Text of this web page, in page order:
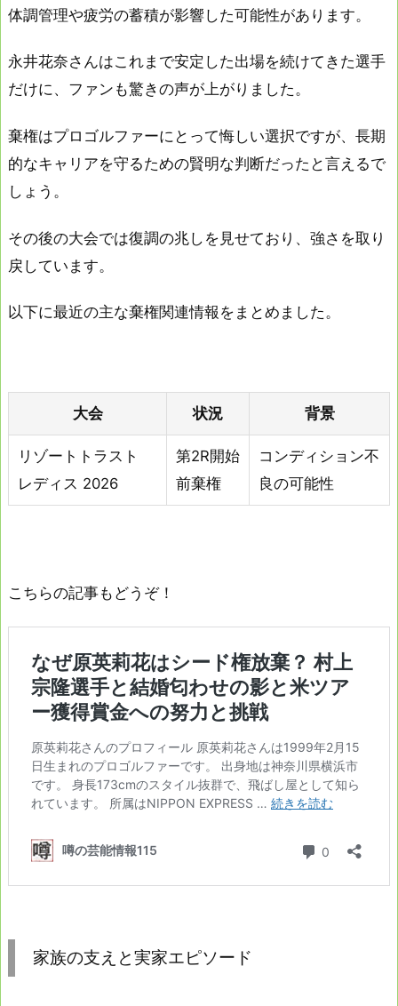
体調管理や疲労の蓄積が影響した可能性があります。
永井花奈さんはこれまで安定した出場を続けてきた選手
だけに、ファンも驚きの声が上がりました。
棄権はプロゴルファーにとって悔しい選択ですが、長期
的なキャリアを守るための賢明な判断だったと言えるで
しょう。
その後の大会では復調の兆しを見せており、強さを取り
戻しています。
以下に最近の主な棄権関連情報をまとめました。
大会 状況 背景
リゾートトラスト
レディス 2026
第2R開始
前棄権
コンディション不
良の可能性
こちらの記事もどうぞ！
家族の支えと実家エピソード